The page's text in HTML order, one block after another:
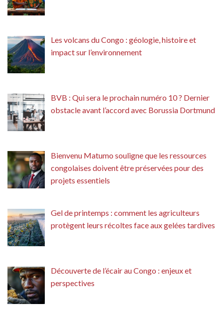
Les volcans du Congo : géologie, histoire et
impact sur l’environnement
BVB : Qui sera le prochain numéro 10 ? Dernier
obstacle avant l’accord avec Borussia Dortmund
Bienvenu Matumo souligne que les ressources
congolaises doivent être préservées pour des
projets essentiels
Gel de printemps : comment les agriculteurs
protègent leurs récoltes face aux gelées tardives
Découverte de l’écair au Congo : enjeux et
perspectives